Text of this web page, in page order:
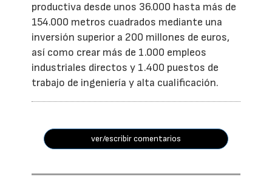
productiva desde unos 36.000 hasta más de
154.000 metros cuadrados mediante una
inversión superior a 200 millones de euros,
así como crear más de 1.000 empleos
industriales directos y 1.400 puestos de
trabajo de ingeniería y alta cualificación.
ver/escribir comentarios